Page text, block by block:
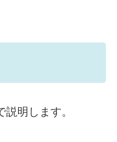
明します。